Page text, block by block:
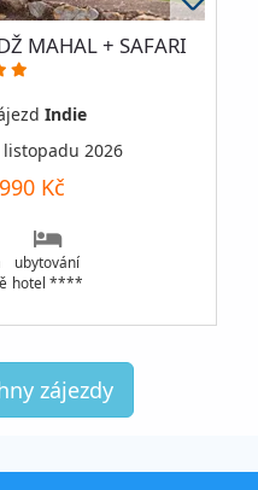
MAHAL + SAFARI
Indie
2026
Kč
ubytování
hotel ****
zájezdy